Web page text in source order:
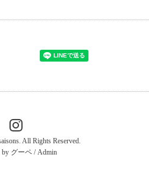
. All Rights Reserved.
by グーペ /Admin